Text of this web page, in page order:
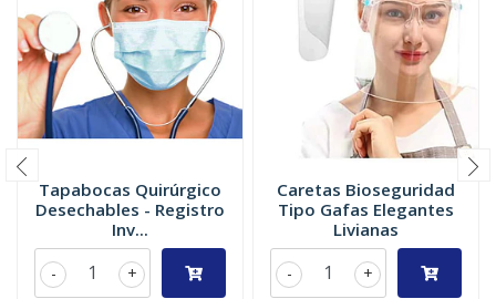
Tapabocas Quirúrgico
Desechables - Registro
Inv...
+
-
Caretas Bioseguridad
Tipo Gafas Elegantes
Livianas
+
-